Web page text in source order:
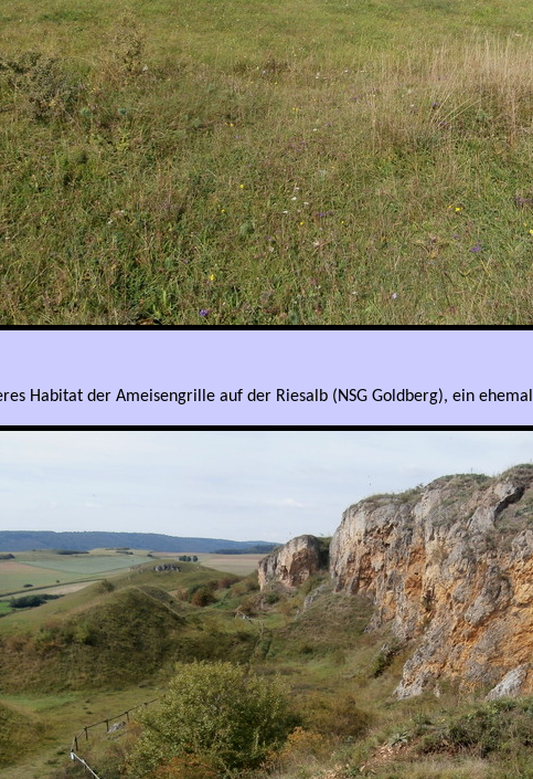
Habitat der Ameisengrille auf der Riesalb (NSG Goldberg), ein